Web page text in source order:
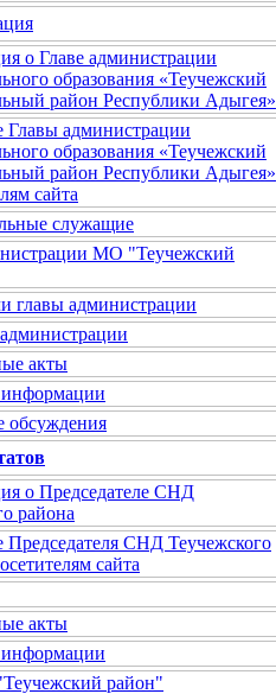
о Главе администрации
образования «Теучежский
район Республики Адыгея»
администрации
образования «Теучежский
район Республики Адыгея»
сайта
служащие
МО "Теучежский
главы администрации
акты
обсуждения
о Председателе СНД
района
СНД Теучежского
сайта
акты
район"